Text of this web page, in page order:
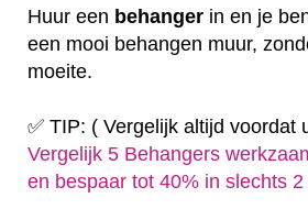
Huur een behanger in en je
een mooi behangen muur,
moeite.
✅ TIP: ( Vergelijk altijd voordat
Vergelijk 5 Behangers
en bespaar tot 40% in slechts